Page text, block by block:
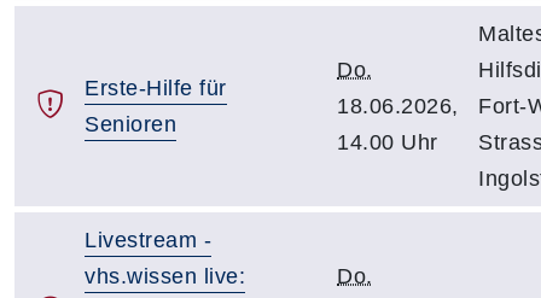
Erste-Hilfe für
Senioren
Do.
18.06.2026,
14.00 Uhr
Fort-
Livestream -
vhs.wissen live:
Do.